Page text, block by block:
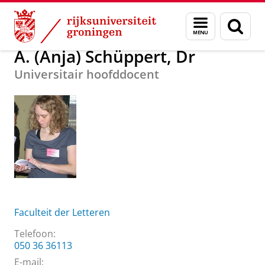
Skip
Content
Skip
Navigation
Menu
en
zoeken
Over ons A. (Anja) Schüppert, Dr
A. (Anja) Schüppert, Dr
Universitair hoofddocent
Faculteit der Letteren
Telefoon:
050 36 36113
E-mail: